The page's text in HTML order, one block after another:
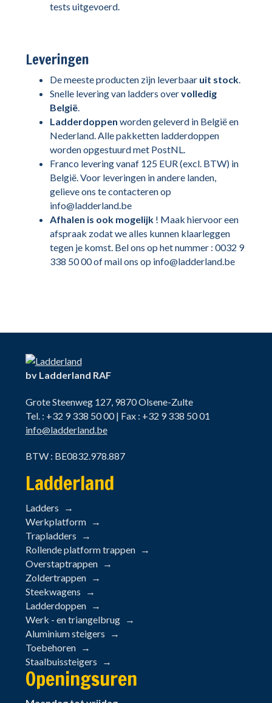
tests uitgevoerd.
Leveringen
De meeste producten zijn leverbaar uit stock.
Snelle levering van ladders overvolledig
België.
Ladderdoppen worden geleverd in België en
Nederland. Alle pakketten ladderdoppen
worden opgestuurd met PostNL.
Franco levering vanaf 125 EUR (excl. BTW) in
België. Voor leveringen in andere landen,
gelieve ons te contacteren op
info@ladderland.be
Afhalen is ook mogelijk! Maak hiervoor een
afspraak zodat we alles kunnen klaarleggen
tegen je komst. Bel ons op het nummer : 0032 9
338 50 00 of mail ons op info@ladderland.be
bv Ladderland RAF
Grote Steenweg 127, 9870 Olsene-Zulte
Tel. : +32 9 338 50 00 | Fax : +32 9 338 50 01
info@ladderland.be
BTW : BE0832.978.887
Ladderland
Ladders
Werkplatform
Trapladders
Rollende platform trappen
Overstaptrappen
Zoldertrappen
Steekwagens
Ladderdoppen
Werk - en triangelbrug
Aluminium steigers
Toebehoren
Staalbuissteigers
Openingsuren